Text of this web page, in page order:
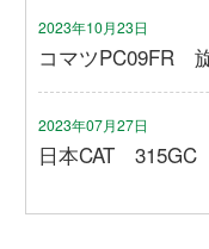
2023年10月23日
コマツPC09FR
2023年07月27日
日本CAT 315GC